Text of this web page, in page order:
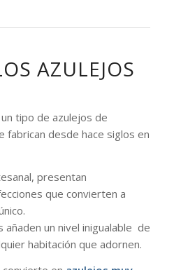
AZULEJOS
tipo de azulejos de
fabrican desde hace siglos en
presentan
que convierten a
añaden un nivel inigualable de
habitación que adornen.